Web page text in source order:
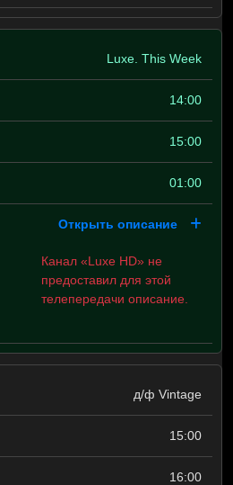
Luxe. This Week
14:00
15:00
01:00
Открыть описание
Канал «Luxe HD» не
предоставил для этой
телепередачи описание.
д/ф Vintage
15:00
16:00